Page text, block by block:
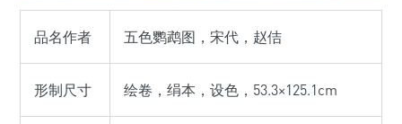
品名作者 五色鹦鹉图，宋代，赵佶
形制尺寸 绘卷，绢本，设色，53.3×125.1cm